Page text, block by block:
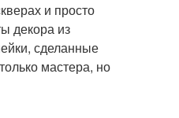
и просто
декора из
сделанные
мастера, но